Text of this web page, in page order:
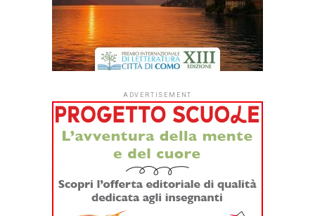
pluridisciplinare aperto a tutti
Scadenza invio elaborati: 30 settembre 2026
Premiazione: sabato 28 novembre 2026, ore 16 –
Collegio San Giuseppe, Torino